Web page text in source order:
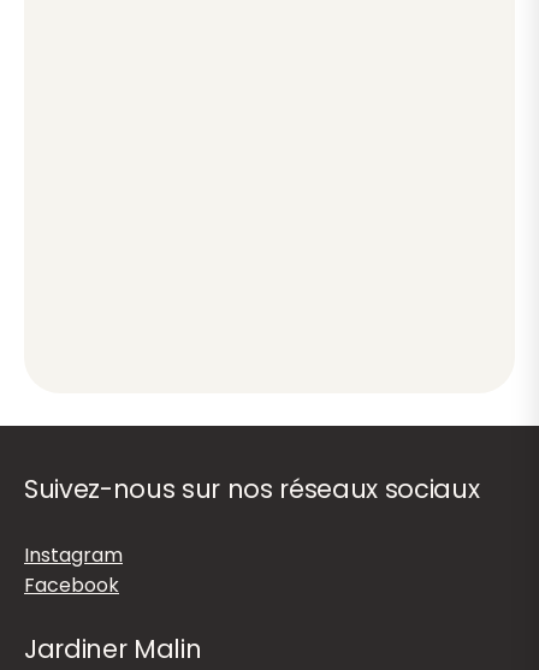
Suivez-nous sur nos réseaux sociaux
Instagram
Facebook
Jardiner Malin